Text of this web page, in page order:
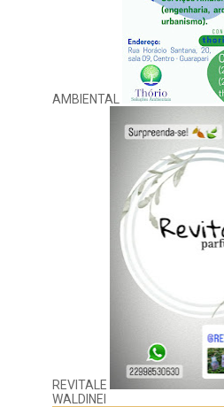
AMBIENTAL
REVITALE
WALDINEI